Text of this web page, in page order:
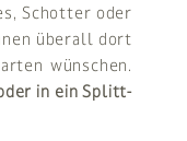
Schotter oder
überall dort
wünschen.
in ein Splitt-